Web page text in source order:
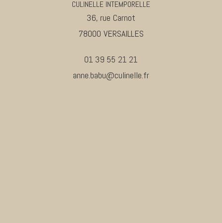
CULINELLE INTEMPORELLE
36, rue Carnot
78000 VERSAILLES
01 39 55 21 21
anne.babu@culinelle.fr